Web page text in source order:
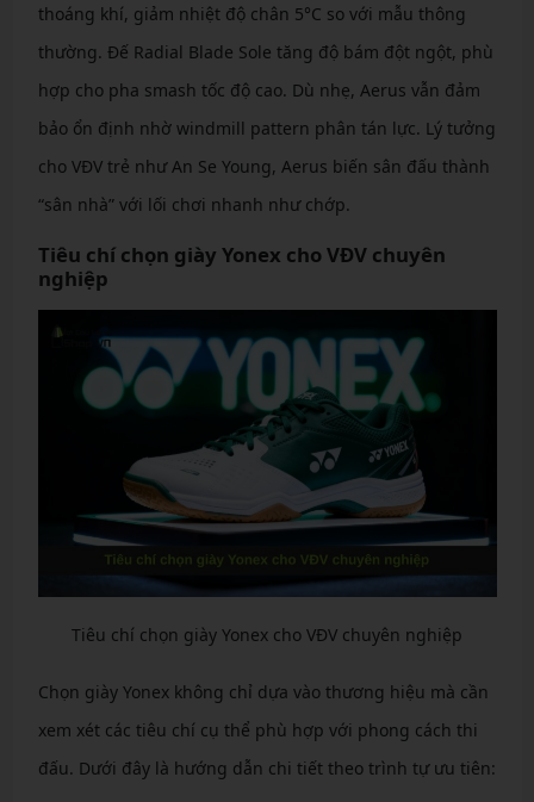
thoáng khí, giảm nhiệt độ chân 5°C so với mẫu thông
thường. Đế Radial Blade Sole tăng độ bám đột ngột, phù
hợp cho pha smash tốc độ cao. Dù nhẹ, Aerus vẫn đảm
bảo ổn định nhờ windmill pattern phân tán lực. Lý tưởng
cho VĐV trẻ như An Se Young, Aerus biến sân đấu thành
“sân nhà” với lối chơi nhanh như chớp.
Tiêu chí chọn giày Yonex cho VĐV chuyên
nghiệp
Tiêu chí chọn giày Yonex cho VĐV chuyên nghiệp
Chọn giày Yonex không chỉ dựa vào thương hiệu mà cần
xem xét các tiêu chí cụ thể phù hợp với phong cách thi
đấu. Dưới đây là hướng dẫn chi tiết theo trình tự ưu tiên: